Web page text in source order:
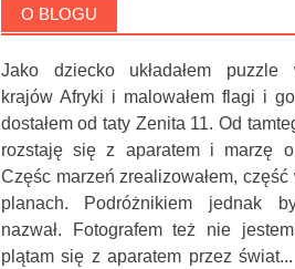
O BLOGU
Jako dziecko układałem puzzle
krajów Afryki i malowałem flagi i
dostałem od taty Zenita 11. Od
rozstaję się z aparatem i marzę o
Częśc marzeń zrealizowałem,
planach. Podróżnikiem jednak
nazwał. Fotografem też nie
plątam się z aparatem przez